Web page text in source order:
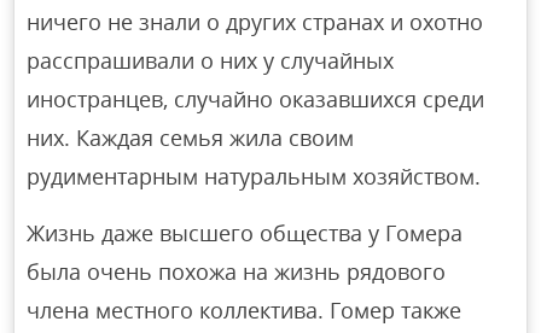
ничего не знали о других странах и охотно
расспрашивали о них у случайных
иностранцев, случайно оказавшихся среди
них. Каждая семья жила своим
рудиментарным натуральным хозяйством.
Жизнь даже высшего общества у Гомера
была очень похожа на жизнь рядового
члена местного коллектива. Гомер также